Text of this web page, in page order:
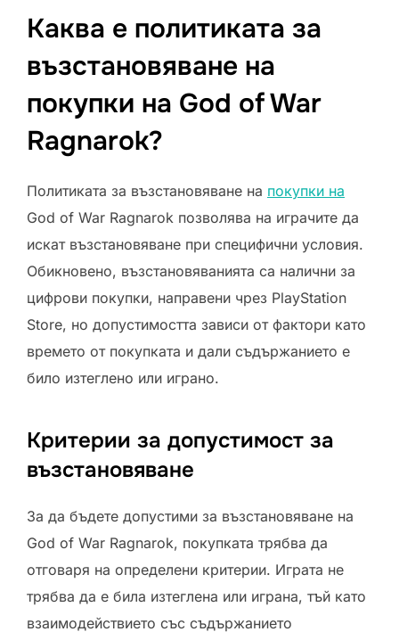
Каква е политиката за
възстановяване на
покупки на God of War
Ragnarok?
Политиката за възстановяване на покупки на
God of War Ragnarok позволява на играчите да
искат възстановяване при специфични условия.
Обикновено, възстановяванията са налични за
цифрови покупки, направени чрез PlayStation
Store, но допустимостта зависи от фактори като
времето от покупката и дали съдържанието е
било изтеглено или играно.
Критерии за допустимост за
възстановяване
За да бъдете допустими за възстановяване на
God of War Ragnarok, покупката трябва да
отговаря на определени критерии. Играта не
трябва да е била изтеглена или играна, тъй като
взаимодействието със съдържанието